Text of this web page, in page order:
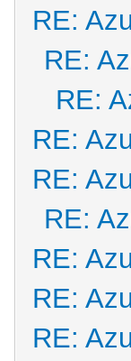
RE:
RE:
RE:
RE:
RE:
RE:
RE:
RE:
RE: